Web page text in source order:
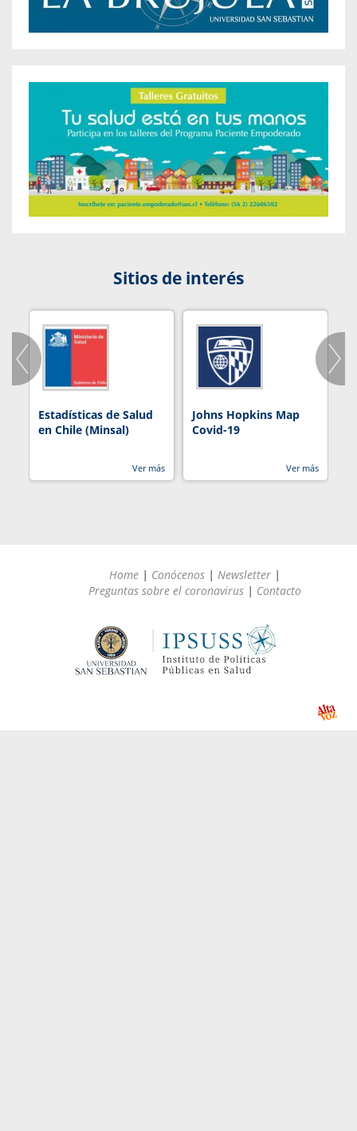
Sitios de interés
Estadísticas de Salud
en Chile (Minsal)
Ver más
Johns Hopkins Map
Covid-19
Ver más
Home | Conócenos | Newsletter |
Preguntas sobre el coronavirus | Contacto